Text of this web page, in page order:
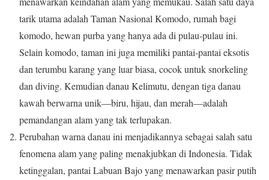
tarik utama adalah Taman Nasional Komodo, rumah bagi
komodo, hewan purba yang hanya ada di pulau-pulau ini.
Selain komodo, taman ini juga memiliki pantai-pantai eksotis
dan terumbu karang yang luar biasa, cocok untuk snorkeling
dan diving. Kemudian danau Kelimutu, dengan tiga danau
kawah berwarna unik—biru, hijau, dan merah—adalah
pemandangan alam yang tak terlupakan.
Perubahan warna danau ini menjadikannya sebagai salah satu
fenomena alam yang paling menakjubkan di Indonesia. Tidak
ketinggalan, pantai Labuan Bajo yang menawarkan pasir putih